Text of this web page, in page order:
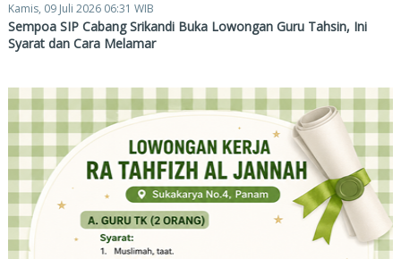
Kamis, 09 Juli 2026 06:31 WIB
Sempoa SIP Cabang Srikandi Buka Lowongan Guru Tahsin, Ini
Syarat dan Cara Melamar